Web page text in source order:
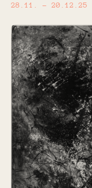
28.11. – 20.12.25